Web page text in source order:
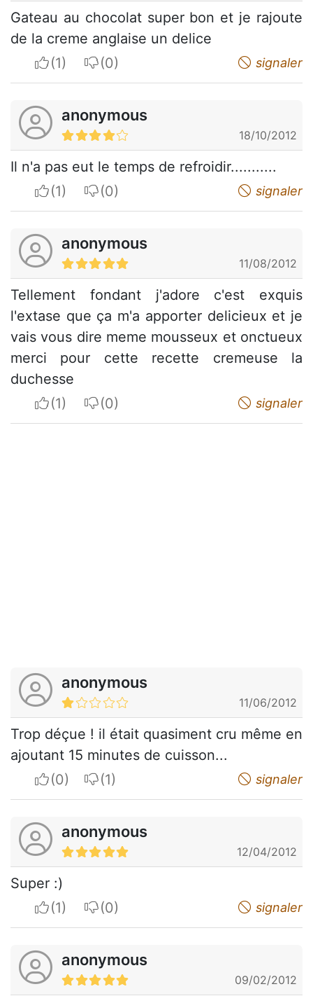
Gateau au chocolat super bon et je rajoute
de la creme anglaise un delice
I apreciateI do not appreciate signaler
anonymous
18/10/2012
Il n'a pas eut le temps de refroidir...........
I apreciateI do not appreciate signaler
anonymous
11/08/2012
Tellement fondant j'adore c'est exquis
l'extase que ça m'a apporter delicieux et je
vais vous dire meme mousseux et onctueux
merci pour cette recette cremeuse la
duchesse
I apreciateI do not appreciate signaler
anonymous
11/06/2012
Trop déçue ! il était quasiment cru même en
ajoutant 15 minutes de cuisson...
I apreciateI do not appreciate signaler
anonymous
12/04/2012
Super :)
I apreciateI do not appreciate signaler
anonymous
09/02/2012